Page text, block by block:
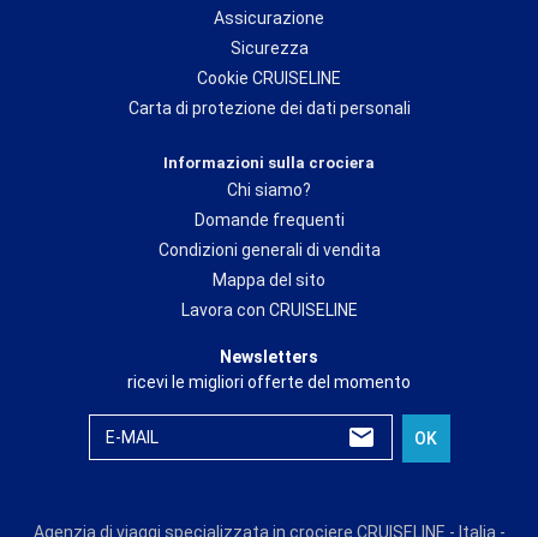
Assicurazione
Sicurezza
Cookie CRUISELINE
Carta di protezione dei dati personali
Informazioni sulla crociera
Chi siamo?
Domande frequenti
Condizioni generali di vendita
Mappa del sito
Lavora con CRUISELINE
Newsletters
ricevi le migliori offerte del momento
E-MAIL OK
Agenzia di viaggi specializzata in crociere CRUISELINE - Italia -